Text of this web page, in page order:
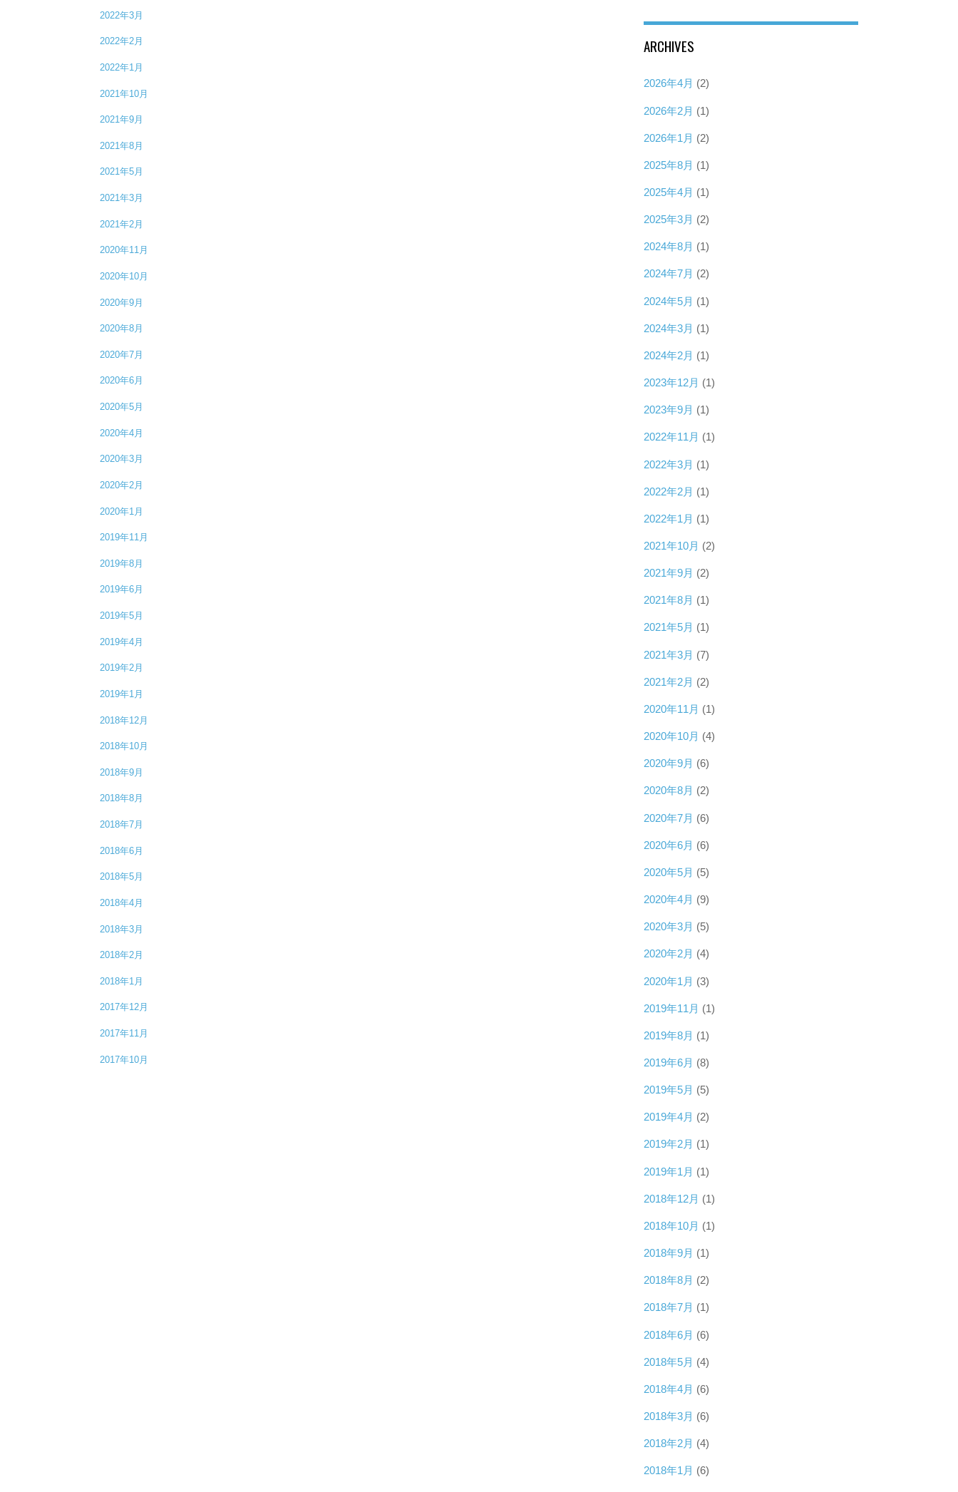
2022年3月
2022年2月
2022年1月
2021年10月
2021年9月
2021年8月
2021年5月
2021年3月
2021年2月
2020年11月
2020年10月
2020年9月
2020年8月
2020年7月
2020年6月
2020年5月
2020年4月
2020年3月
2020年2月
2020年1月
2019年11月
2019年8月
2019年6月
2019年5月
2019年4月
2019年2月
2019年1月
2018年12月
2018年10月
2018年9月
2018年8月
2018年7月
2018年6月
2018年5月
2018年4月
2018年3月
2018年2月
2018年1月
2017年12月
2017年11月
2017年10月
ARCHIVES
2026年4月 (2)
2026年2月 (1)
2026年1月 (2)
2025年8月 (1)
2025年4月 (1)
2025年3月 (2)
2024年8月 (1)
2024年7月 (2)
2024年5月 (1)
2024年3月 (1)
2024年2月 (1)
2023年12月 (1)
2023年9月 (1)
2022年11月 (1)
2022年3月 (1)
2022年2月 (1)
2022年1月 (1)
2021年10月 (2)
2021年9月 (2)
2021年8月 (1)
2021年5月 (1)
2021年3月 (7)
2021年2月 (2)
2020年11月 (1)
2020年10月 (4)
2020年9月 (6)
2020年8月 (2)
2020年7月 (6)
2020年6月 (6)
2020年5月 (5)
2020年4月 (9)
2020年3月 (5)
2020年2月 (4)
2020年1月 (3)
2019年11月 (1)
2019年8月 (1)
2019年6月 (8)
2019年5月 (5)
2019年4月 (2)
2019年2月 (1)
2019年1月 (1)
2018年12月 (1)
2018年10月 (1)
2018年9月 (1)
2018年8月 (2)
2018年7月 (1)
2018年6月 (6)
2018年5月 (4)
2018年4月 (6)
2018年3月 (6)
2018年2月 (4)
2018年1月 (6)